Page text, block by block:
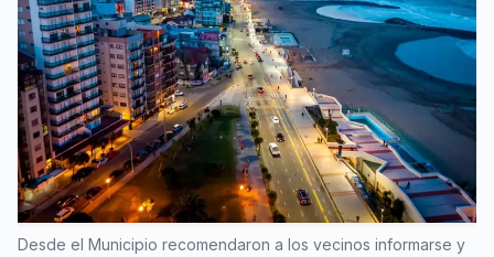
Desde el Municipio recomendaron a los vecinos informarse y